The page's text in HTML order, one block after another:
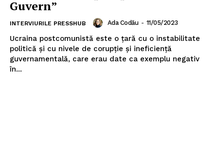
Guvern”
INTERVIURILE PRESSHUB Ada Codău - 11/05/2023
Ucraina postcomunistă este o țară cu o instabilitate
politică și cu nivele de corupție și ineficiență
guvernamentală, care erau date ca exemplu negativ
în...